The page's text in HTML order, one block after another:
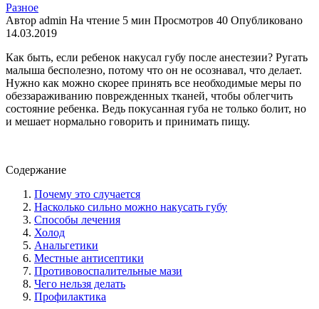
Разное
Автор admin На чтение 5 мин Просмотров 40 Опубликовано
14.03.2019
Как быть, если ребенок накусал губу после анестезии? Ругать
малыша бесполезно, потому что он не осознавал, что делает.
Нужно как можно скорее принять все необходимые меры по
обеззараживанию поврежденных тканей, чтобы облегчить
состояние ребенка. Ведь покусанная губа не только болит, но
и мешает нормально говорить и принимать пищу.
Содержание
Почему это случается
Насколько сильно можно накусать губу
Способы лечения
Холод
Анальгетики
Местные антисептики
Противовоспалительные мази
Чего нельзя делать
Профилактика